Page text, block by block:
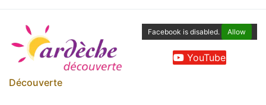
Facebook is disabled. Allow
YouTube
Découverte